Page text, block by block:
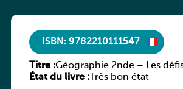
ISBN: 9782210111547
Titre :Géographie 2nde – Les
en transition
État du livre :Très bon état